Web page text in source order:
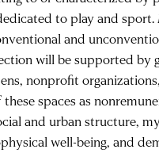
to play and sport.
and
will be supported by
nonprofit
spaces as
and urban structure,
well-being, and